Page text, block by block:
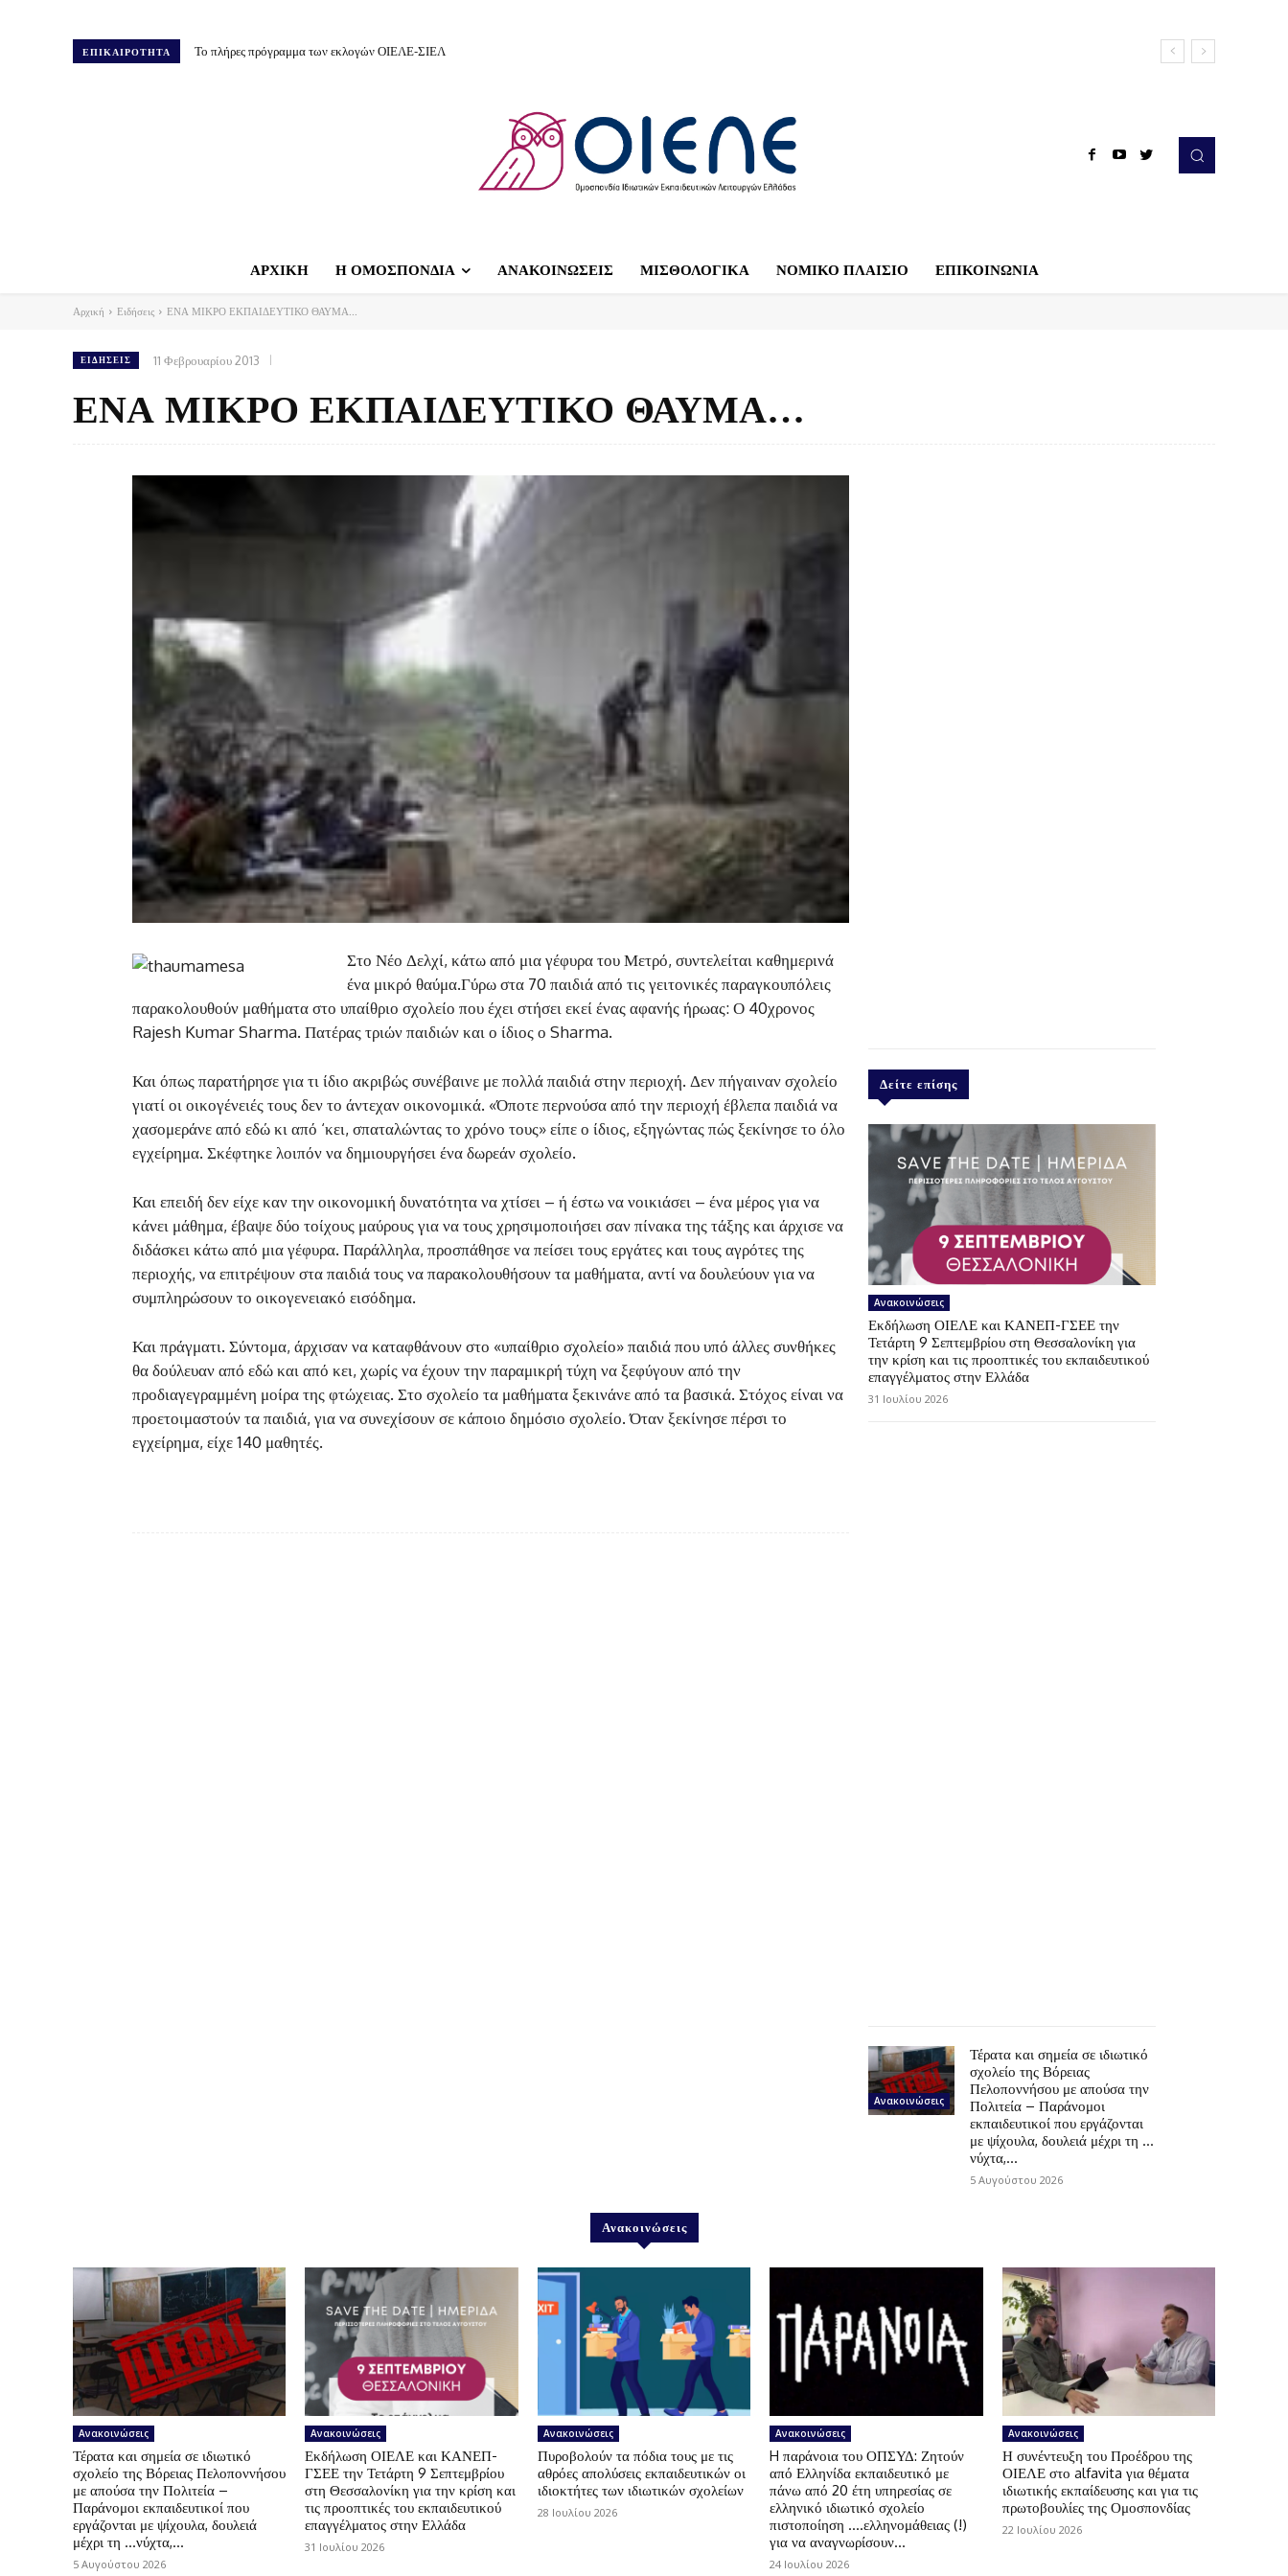
ΕΠΙΚΑΙΡΟΤΗΤΑ Το πλήρες πρόγραμμα των εκλογών ΟΙΕΛΕ-ΣΙΕΛ
ΑΡΧΙΚΗ Η ΟΜΟΣΠΟΝΔΙΑ ΑΝΑΚΟΙΝΩΣΕΙΣ ΜΙΣΘΟΛΟΓΙΚΑ ΝΟΜΙΚΟ ΠΛΑΙΣΙΟ ΕΠΙΚΟΙΝΩΝΙΑ
Αρχική Ειδήσεις ΕΝΑ ΜΙΚΡΟ ΕΚΠΑΙΔΕΥΤΙΚΟ ΘΑΥΜΑ...
ΕΙΔΉΣΕΙΣ 11 Φεβρουαρίου 2013
ΕΝΑ ΜΙΚΡΟ ΕΚΠΑΙΔΕΥΤΙΚΟ ΘΑΥΜΑ…
Στο Νέο Δελχί, κάτω από μια γέφυρα του Μετρό, συντελείται καθημερινά
ένα μικρό θαύμα.Γύρω στα 70 παιδιά από τις γειτονικές παραγκουπόλεις
παρακολουθούν μαθήματα στο υπαίθριο σχολείο που έχει στήσει εκεί ένας αφανής ήρωας: Ο 40χρονος
Rajesh Kumar Sharma. Πατέρας τριών παιδιών και ο ίδιος ο Sharma.
Και όπως παρατήρησε για τι ίδιο ακριβώς συνέβαινε με πολλά παιδιά στην περιοχή. Δεν πήγαιναν σχολείο
γιατί οι οικογένειές τους δεν το άντεχαν οικονομικά. «Όποτε περνούσα από την περιοχή έβλεπα παιδιά να
χασομεράνε από εδώ κι από ‘κει, σπαταλώντας το χρόνο τους» είπε ο ίδιος, εξηγώντας πώς ξεκίνησε το όλο
εγχείρημα. Σκέφτηκε λοιπόν να δημιουργήσει ένα δωρεάν σχολείο.
Και επειδή δεν είχε καν την οικονομική δυνατότητα να χτίσει – ή έστω να νοικιάσει – ένα μέρος για να
κάνει μάθημα, έβαψε δύο τοίχους μαύρους για να τους χρησιμοποιήσει σαν πίνακα της τάξης και άρχισε να
διδάσκει κάτω από μια γέφυρα. Παράλληλα, προσπάθησε να πείσει τους εργάτες και τους αγρότες της
περιοχής, να επιτρέψουν στα παιδιά τους να παρακολουθήσουν τα μαθήματα, αντί να δουλεύουν για να
συμπληρώσουν το οικογενειακό εισόδημα.
Και πράγματι. Σύντομα, άρχισαν να καταφθάνουν στο «υπαίθριο σχολείο» παιδιά που υπό άλλες συνθήκες
θα δούλευαν από εδώ και από κει, χωρίς να έχουν την παραμικρή τύχη να ξεφύγουν από την
προδιαγεγραμμένη μοίρα της φτώχειας. Στο σχολείο τα μαθήματα ξεκινάνε από τα βασικά. Στόχος είναι να
προετοιμαστούν τα παιδιά, για να συνεχίσουν σε κάποιο δημόσιο σχολείο. Όταν ξεκίνησε πέρσι το
εγχείρημα, είχε 140 μαθητές.
Δείτε επίσης
Ανακοινώσεις
Εκδήλωση ΟΙΕΛΕ και ΚΑΝΕΠ-ΓΣΕΕ την
Τετάρτη 9 Σεπτεμβρίου στη Θεσσαλονίκη για
την κρίση και τις προοπτικές του εκπαιδευτικού
επαγγέλματος στην Ελλάδα
31 Ιουλίου 2026
Ανακοινώσεις
Τέρατα και σημεία σε ιδιωτικό
σχολείο της Βόρειας
Πελοποννήσου με απούσα την
Πολιτεία – Παράνομοι
εκπαιδευτικοί που εργάζονται
με ψίχουλα, δουλειά μέχρι τη …
νύχτα,...
5 Αυγούστου 2026
Ανακοινώσεις
Ανακοινώσεις
Τέρατα και σημεία σε ιδιωτικό
σχολείο της Βόρειας Πελοποννήσου
με απούσα την Πολιτεία –
Παράνομοι εκπαιδευτικοί που
εργάζονται με ψίχουλα, δουλειά
μέχρι τη …νύχτα,...
5 Αυγούστου 2026
Ανακοινώσεις
Εκδήλωση ΟΙΕΛΕ και ΚΑΝΕΠ-
ΓΣΕΕ την Τετάρτη 9 Σεπτεμβρίου
στη Θεσσαλονίκη για την κρίση και
τις προοπτικές του εκπαιδευτικού
επαγγέλματος στην Ελλάδα
31 Ιουλίου 2026
Ανακοινώσεις
Πυροβολούν τα πόδια τους με τις
αθρόες απολύσεις εκπαιδευτικών οι
ιδιοκτήτες των ιδιωτικών σχολείων
28 Ιουλίου 2026
Ανακοινώσεις
H παράνοια του ΟΠΣΥΔ: Ζητούν
από Ελληνίδα εκπαιδευτικό με
πάνω από 20 έτη υπηρεσίας σε
ελληνικό ιδιωτικό σχολείο
πιστοποίηση ….ελληνομάθειας (!)
για να αναγνωρίσουν...
24 Ιουλίου 2026
Ανακοινώσεις
Η συνέντευξη του Προέδρου της
ΟΙΕΛΕ στο alfavita για θέματα
ιδιωτικής εκπαίδευσης και για τις
πρωτοβουλίες της Ομοσπονδίας
22 Ιουλίου 2026